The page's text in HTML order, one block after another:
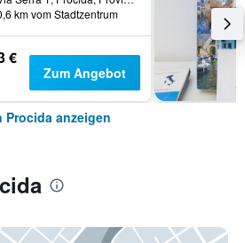
km vom Stadtzentrum
€
Zum Angebot
anzeigen